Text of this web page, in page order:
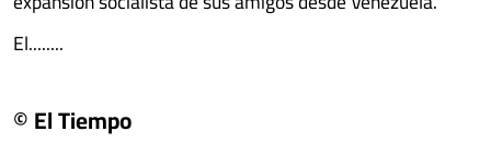
El........
© El Tiempo